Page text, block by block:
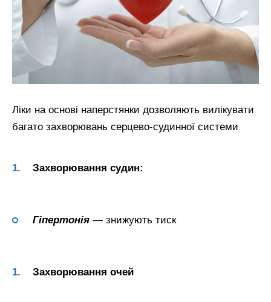
Ліки на основі наперстянки дозволяють вилікувати
багато захворювань серцево-судинної системи
Захворювання судин:
Гіпертонія — знижують тиск
Захворювання очей